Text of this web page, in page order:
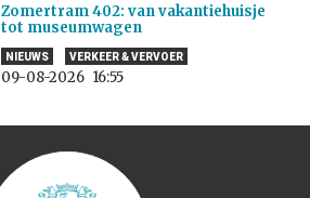
Zomertram 402: van vakantiehuisje
tot museumwagen
NIEUWS VERKEER & VERVOER
09-08-2026 16:55